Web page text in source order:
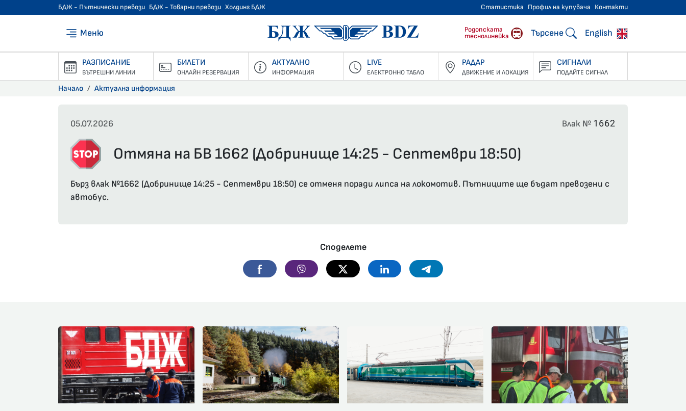
БДЖ - Пътнически превози БДЖ - Товарни превози Холдинг БДЖ Статистика Профил на купувача Контакти
Меню БДЖ - Пътнически превози
Родопската
теснолинейка
Търсене English
РАЗПИСАНИЕ
ВЪТРЕШНИ ЛИНИИ
БИЛЕТИ
ОНЛАЙН РЕЗЕРВАЦИЯ
АКТУАЛНО
ИНФОРМАЦИЯ
LIVE
ЕЛЕКТРОННО ТАБЛО
РАДАР
ДВИЖЕНИЕ И ЛОКАЦИЯ
СИГНАЛИ
ПОДАЙТЕ СИГНАЛ
Начало Актуална информация
05.07.2026 Влак № 1662
Отмяна на БВ 1662 (Добринище 14:25 - Септември 18:50)
Бърз влак №1662 (Добринище 14:25 - Септември 18:50) се отменя поради липса на локомотив. Пътниците ще бъдат превозени с
автобус.
Споделете
Facebook Viber Twitter Linkedin Telegram